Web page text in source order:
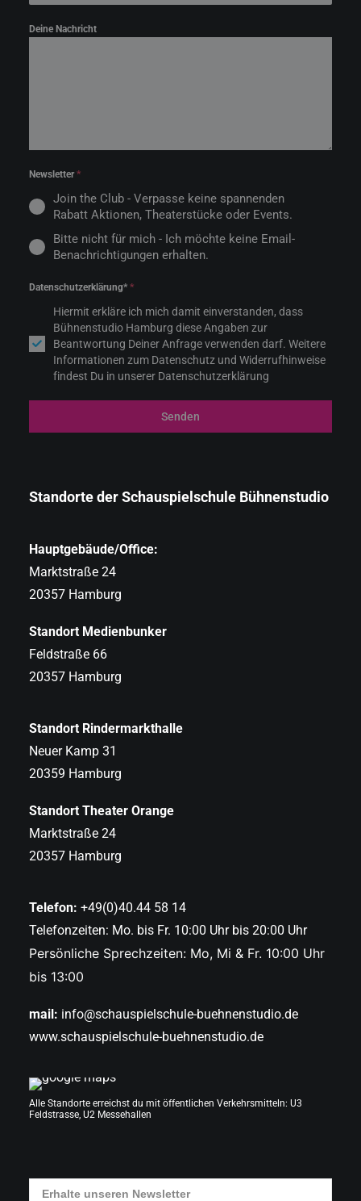
Deine Nachricht
Newsletter*
Join the Club - Verpasse keine spannenden
Rabatt Aktionen, Theaterstücke oder Events.
Bitte nicht für mich - Ich möchte keine Email-
Benachrichtigungen erhalten.
Datenschutzerklärung* *
Hiermit erkläre ich mich damit einverstanden, dass
Bühnenstudio Hamburg diese Angaben zur
Beantwortung Deiner Anfrage verwenden darf. Weitere
Informationen zum Datenschutz und Widerrufhinweise
findest Du in unserer Datenschutzerklärung
Senden
Standorte der Schauspielschule Bühnenstudio
Hauptgebäude/Office:
Marktstraße 24
20357 Hamburg
Standort Medienbunker
Feldstraße 66
20357 Hamburg
Standort Rindermarkthalle
Neuer Kamp 31
20359 Hamburg
Standort Theater Orange
Marktstraße 24
20357 Hamburg
Telefon: +49(0)40.44 58 14
Telefonzeiten: Mo. bis Fr. 10:00 Uhr bis 20:00 Uhr
Persönliche Sprechzeiten: Mo, Mi & Fr. 10:00 Uhr
bis 13:00
mail: info@schauspielschule-buehnenstudio.de
www.schauspielschule-buehnenstudio.de
Alle Standorte erreichst du mit öffentlichen Verkehrsmitteln: U3
Feldstrasse, U2 Messehallen
Erhalte unseren Newsletter